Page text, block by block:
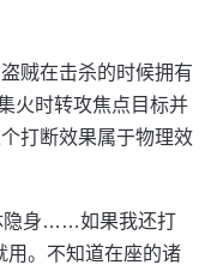
贼在击杀的时候拥有
火时转攻焦点目标并
打断效果属于物理效
隐身……如果我还打
用。不知道在座的诸